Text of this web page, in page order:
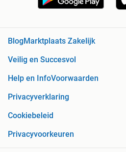
BlogMarktplaats Zakelijk
Veilig en Succesvol
Help en InfoVoorwaarden
Privacyverklaring
Cookiebeleid
Privacyvoorkeuren